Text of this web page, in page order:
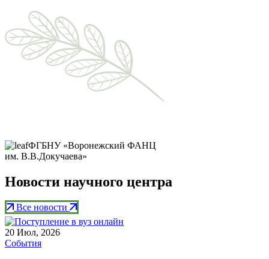
ФГБНУ «Воронежский ФАНЦ
им. В.В.Докучаева»
Новости научного центра
Все новости
20 Июл, 2026
События